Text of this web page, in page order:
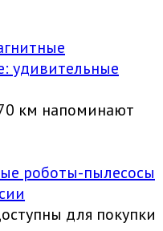
удивительные
км напоминают
роботы-пылесосы
для покупки